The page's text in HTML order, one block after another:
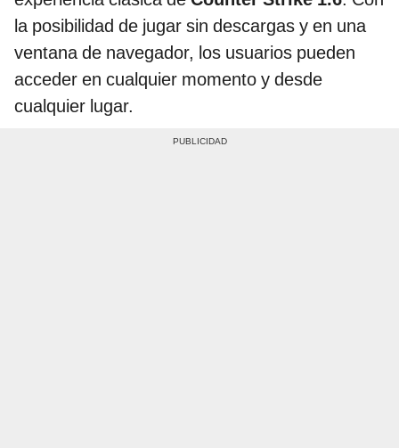
la posibilidad de jugar sin descargas y en una
ventana de navegador, los usuarios pueden
acceder en cualquier momento y desde
cualquier lugar.